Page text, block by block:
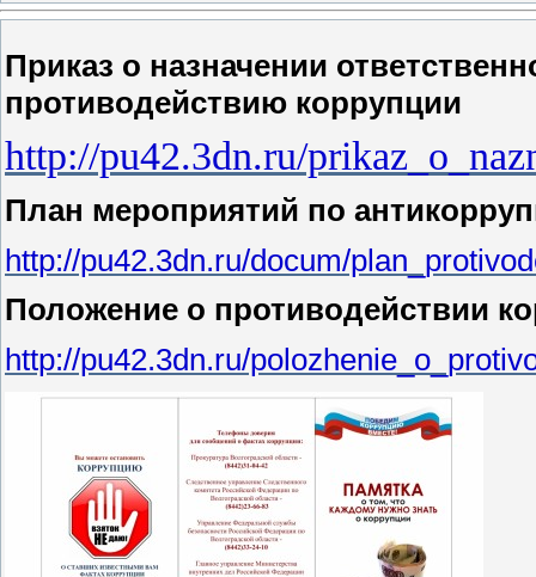
Приказ о назначении
противодействию коррупции
http://pu42.3dn.ru/
План мероприятий по
http://pu42.3dn.ru/docum/
Положение о противодействии
http://pu42.3dn.ru/